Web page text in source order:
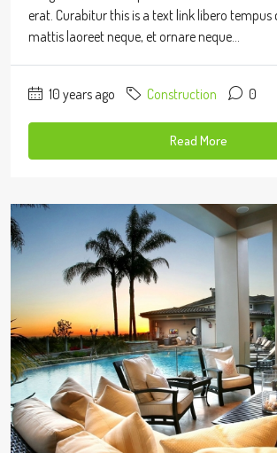
erat. Curabitur this is a text link libero tempus
mattis laoreet neque, et ornare neque...
10 years ago Construction 0
Read More